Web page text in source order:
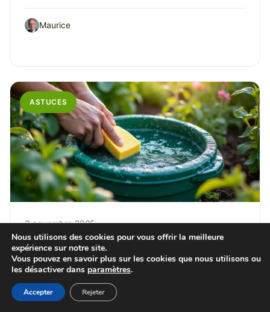
Maurice
ASTUCES
3 novembre 2025
Arrosage avec une cuve plastique de
récupération : guide nettoyage
Maurice
Nous utilisons des cookies pour vous offrir la meilleure
expérience sur notre site.
Vous pouvez en savoir plus sur les cookies que nous utilisons ou
les désactiver dans paramètres.
Accepter Rejeter